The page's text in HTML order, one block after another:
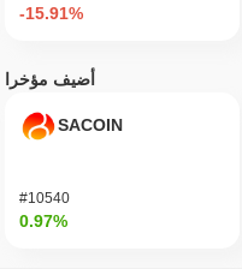
-15.91%
أضيف مؤخرا
SACOIN
#10540
0.97%